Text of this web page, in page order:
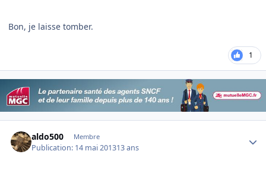
Bon, je laisse tomber.
1
aldo500 Membre
Publication: 14 mai 201313 ans